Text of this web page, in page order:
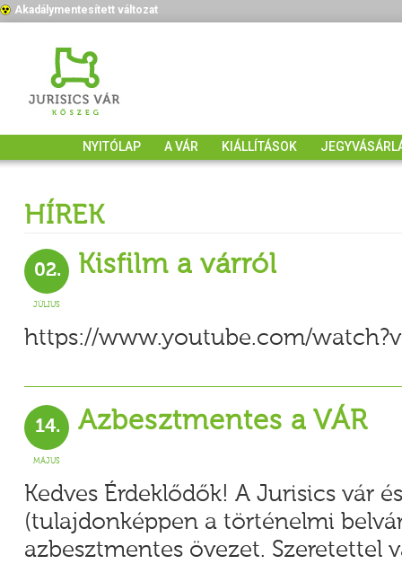
Akadálymentesített változat
NYITÓLAP A VÁR KIÁLLÍTÁSOK
HÍREK
02.
JÚLIUS
Kisfilm a várról
https://www.youtube.com/
14.
MÁJUS
Azbesztmentes a VÁR
Kedves Érdeklődők! A Jurisics vár
(tulajdonképpen a történelmi
azbesztmentes övezet. Szeretettel